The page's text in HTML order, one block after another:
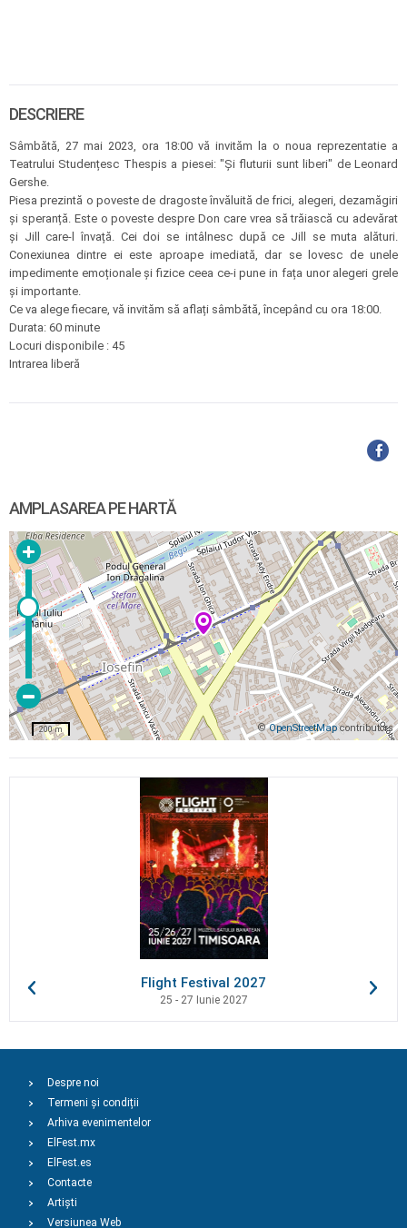
DESCRIERE
Sâmbătă, 27 mai 2023, ora 18:00 vă invităm la o noua reprezentatie a
Teatrului Studențesc Thespis a piesei: "Și fluturii sunt liberi" de Leonard
Gershe.
Piesa prezintă o poveste de dragoste învăluită de frici, alegeri, dezamăgiri
și speranță. Este o poveste despre Don care vrea să trăiască cu adevărat
și Jill care-l învață. Cei doi se intâlnesc după ce Jill se muta alături.
Conexiunea dintre ei este aproape imediată, dar se lovesc de unele
impedimente emoționale și fizice ceea ce-i pune in fața unor alegeri grele
și importante.
Ce va alege fiecare, vă invităm să aflați sâmbătă, începând cu ora 18:00.
Durata: 60 minute
Locuri disponibile : 45
Intrarea liberă
AMPLASAREA PE HARTĂ
©OpenStreetMapcontributors
200 m
Flight Festival 2027
25 - 27 Iunie 2027
Despre noi
Termeni și condiții
Arhiva evenimentelor
ElFest.mx
ElFest.es
Contacte
Artiști
Versiunea Web